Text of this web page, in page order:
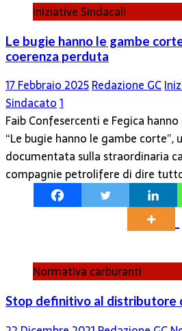
Iniziative Sindacali
Le bugie hanno le gambe
coerenza perduta
17 Febbraio 2025Redazione GC
Sindacato1
Faib Confesercenti e Fegica
“Le bugie hanno le gambe corte”,
documentata sulla straordinaria
compagnie petrolifere di dire
Normativa carburanti
Stop definitivo al distributore